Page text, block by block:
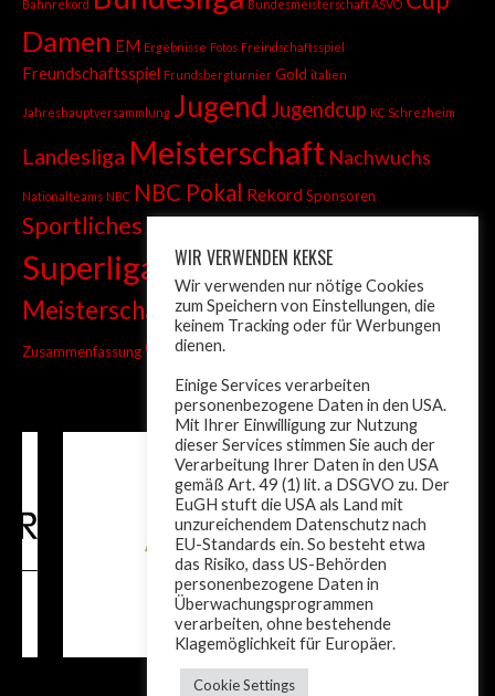
Bahnrekord Bundesmeisterschaft ASVÖ
Damen EM Ergebnisse Fotos Freindschaftsspiel
Freundschaftsspiel Frundsbergturnier Gold italien
Jahreshauptversammlung Jugend Jugendcup KC Schrezheim
Landesliga Meisterschaft Nachwuchs
Nationalteams NBC NBC Pokal RekordSponsoren
SportlichesSprint
Superliga TandemTiroler Liga
Meisterschaft Trainer Turnier Weltcup wm
Zusammenfassung ÖM Österreich
WIR VERWENDEN KEKSE
Wir verwenden nur nötige Cookies
zum Speichern von Einstellungen, die
keinem Tracking oder für Werbungen
dienen.
Einige Services verarbeiten
personenbezogene Daten in den USA.
Mit Ihrer Einwilligung zur Nutzung
dieser Services stimmen Sie auch der
Verarbeitung Ihrer Daten in den USA
gemäß Art. 49 (1) lit. a DSGVO zu. Der
EuGH stuft die USA als Land mit
unzureichendem Datenschutz nach
EU-Standards ein. So besteht etwa
das Risiko, dass US-Behörden
personenbezogene Daten in
Überwachungsprogrammen
verarbeiten, ohne bestehende
Klagemöglichkeit für Europäer.
Cookie Settings